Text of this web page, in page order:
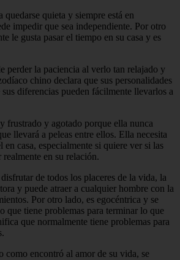
quedarse quieta y siempre está en
impedir que sea independiente. Por otro
le gusta pasar el tiempo en su casa y es
perder la paciencia al verlo tan relajado y
chino declara que sus personalidades
diferencias pueden fácilmente llevarlos a
frustrado y agotado porque ella nunca
llevará a peleas entre ellos. Ella necesita
en casa, especialmente si quiere ver si las
en su relación.
de todos los placeres de la vida, la
y puede atraer a cualquier hombre con la
Por otro lado, es egocéntrica y se
que tiene problemas para terminar lo que
que normalmente tiene problemas para
como encontró al amor de su vida, se